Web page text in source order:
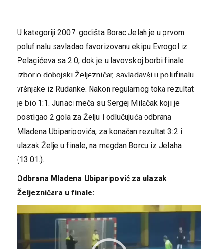
U kategoriji 2007. godišta Borac Jelah je u prvom
polufinalu savladao favorizovanu ekipu Evrogol iz
Pelagićeva sa 2:0, dok je u lavovskoj borbi finale
izborio dobojski Željezničar, savladavši u polufinalu
vršnjake iz Rudanke. Nakon regularnog toka rezultat
je bio 1:1. Junaci meča su Sergej Milačak koji je
postigao 2 gola za Želju i odlučujuća odbrana
Mladena Ubiparipovića, za konačan rezultat 3:2 i
ulazak Želje u finale, na megdan Borcu iz Jelaha
(13.01.).
Odbrana Mladena Ubiparipović za ulazak
Željezničara u finale:
Pregledač
zapisa